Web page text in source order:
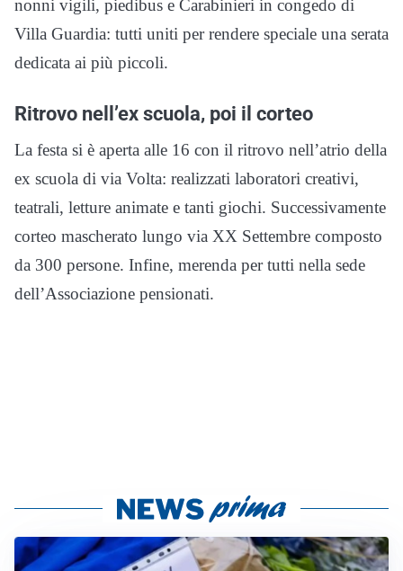
nonni vigili, piedibus e Carabinieri in congedo di
Villa Guardia: tutti uniti per rendere speciale una serata
dedicata ai più piccoli.
Ritrovo nell’ex scuola, poi il corteo
La festa si è aperta alle 16 con il ritrovo nell’atrio della
ex scuola di via Volta: realizzati laboratori creativi,
teatrali, letture animate e tanti giochi. Successivamente
corteo mascherato lungo via XX Settembre composto
da 300 persone. Infine, merenda per tutti nella sede
dell’Associazione pensionati.